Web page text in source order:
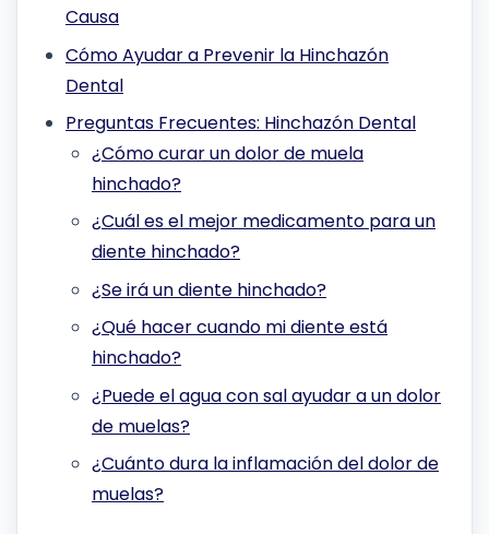
Causa
Cómo Ayudar a Prevenir la Hinchazón
Dental
Preguntas Frecuentes: Hinchazón Dental
¿Cómo curar un dolor de muela
hinchado?
¿Cuál es el mejor medicamento para un
diente hinchado?
¿Se irá un diente hinchado?
¿Qué hacer cuando mi diente está
hinchado?
¿Puede el agua con sal ayudar a un dolor
de muelas?
¿Cuánto dura la inflamación del dolor de
muelas?